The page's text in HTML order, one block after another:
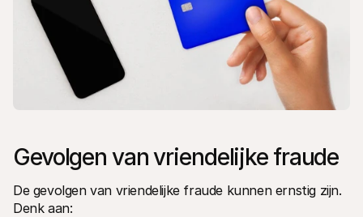
Gevolgen van vriendelijke fraude
De gevolgen van vriendelijke fraude kunnen ernstig zijn.
Denk aan: